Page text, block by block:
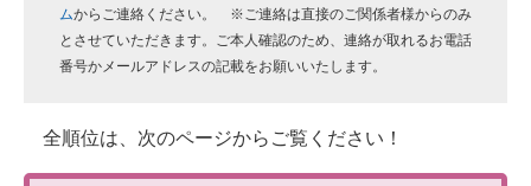
ムからご連絡ください。 ※ご連絡は直接のご関係者様からのみ
とさせていただきます。ご本人確認のため、連絡が取れるお電話
番号かメールアドレスの記載をお願いいたします。
全順位は、次のページからご覧ください！